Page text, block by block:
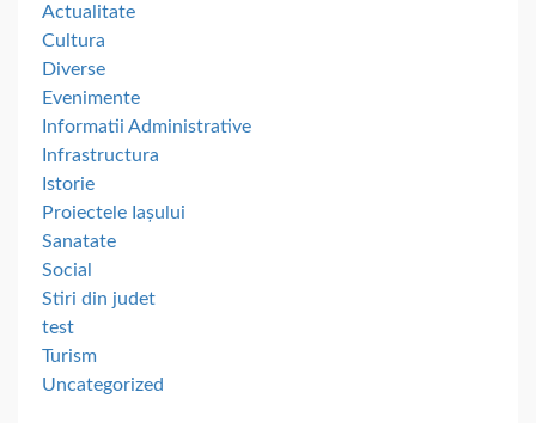
Actualitate
Cultura
Diverse
Evenimente
Informatii Administrative
Infrastructura
Istorie
Proiectele Iașului
Sanatate
Social
Stiri din judet
test
Turism
Uncategorized